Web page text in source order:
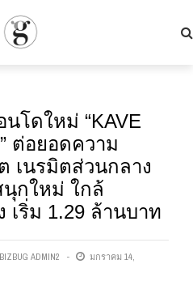
โดใหม่ “KAVE
ต่อยอดความ
เนรมิตส่วนกลาง
กใหม่ ใกล้
เริ่ม 1.29 ล้านบาท
BIZBUG ADMIN2
มกราคม 14,